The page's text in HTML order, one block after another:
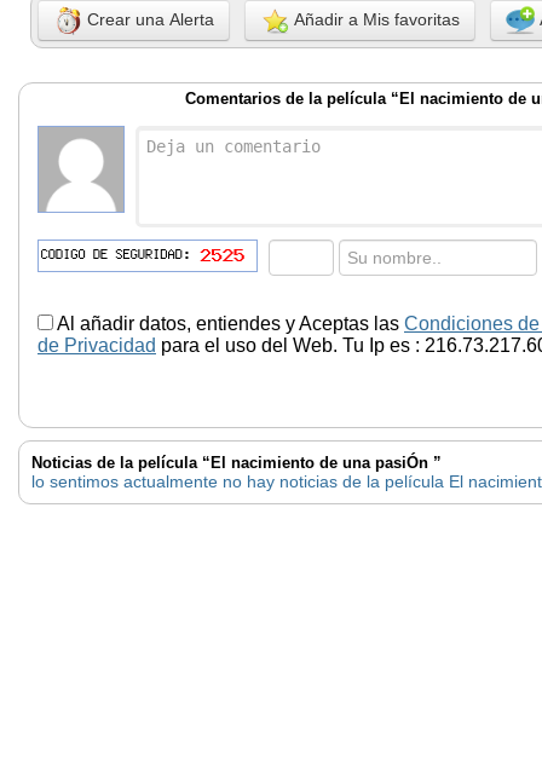
Crear una Alerta Añadir a Mis favoritas
Comentarios de la película “El nacimiento de
Al añadir datos, entiendes y Aceptas las Condiciones
de Privacidad para el uso del Web. Tu Ip es :
Noticias de la película “El nacimiento de una pasiÓn ”
lo sentimos actualmente no hay noticias de la película El